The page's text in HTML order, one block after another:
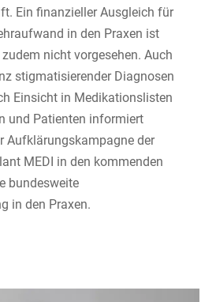
Ein finanzieller Ausgleich für
in den Praxen ist
nicht vorgesehen. Auch
stigmatisierender Diagnosen
Einsicht in Medikationslisten
und Patienten informiert
Aufklärungskampagne der
MEDI in den kommenden
bundesweite
in den Praxen.